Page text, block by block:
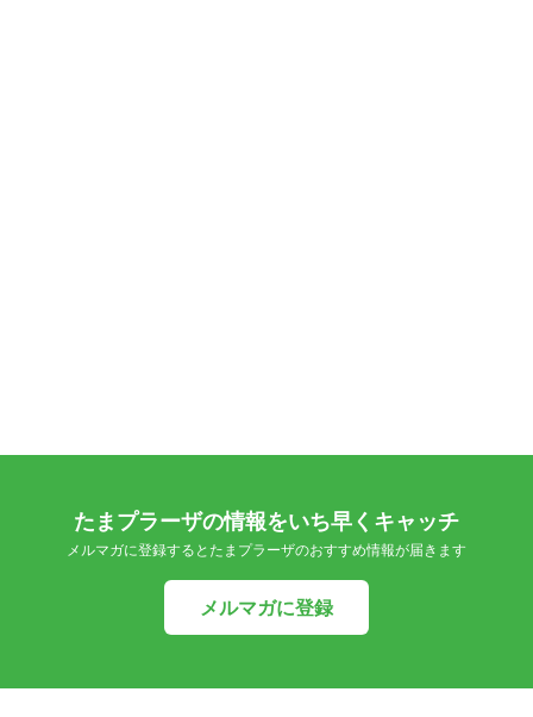
たまプラーザの情報をいち早くキャッチ
メルマガに登録するとたまプラーザのおすすめ情報が届きます
メルマガに登録